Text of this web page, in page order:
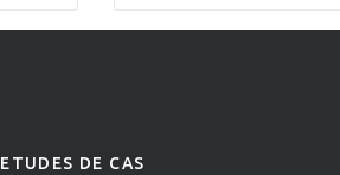
ETUDES DE CAS